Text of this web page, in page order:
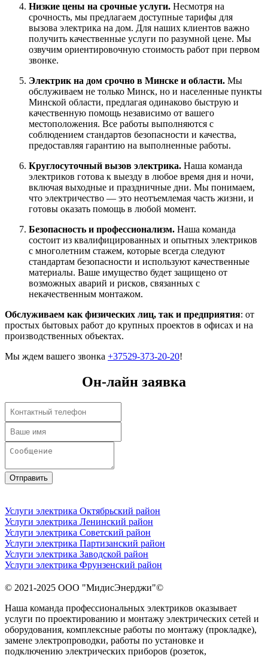
Низкие цены на срочные услуги. Несмотря на
срочность, мы предлагаем доступные тарифы для
вызова электрика на дом. Для наших клиентов важно
получить качественные услуги по разумной цене. Мы
озвучим ориентировочную стоимость работ при первом
звонке.
Электрик на дом срочно в Минске и области. Мы
обслуживаем не только Минск, но и населенные пункты
Минской области, предлагая одинаково быструю и
качественную помощь независимо от вашего
местоположения. Все работы выполняются с
соблюдением стандартов безопасности и качества,
предоставляя гарантию на выполненные работы.
Круглосуточный вызов электрика. Наша команда
электриков готова к выезду в любое время дня и ночи,
включая выходные и праздничные дни. Мы понимаем,
что электричество — это неотъемлемая часть жизни, и
готовы оказать помощь в любой момент.
Безопасность и профессионализм. Наша команда
состоит из квалифицированных и опытных электриков
с многолетним стажем, которые всегда следуют
стандартам безопасности и используют качественные
материалы. Ваше имущество будет защищено от
возможных аварий и рисков, связанных с
некачественным монтажом.
Обслуживаем как физических лиц, так и предприятия: от
простых бытовых работ до крупных проектов в офисах и на
производственных объектах.
Мы ждем вашего звонка +37529-373-20-20!
Он-лайн заявка
Отправить
Услуги электрика Октябрьский район
Услуги электрика Ленинский район
Услуги электрика Советский район
Услуги электрика Партизанский район
Услуги электрика Заводской район
Услуги электрика Фрунзенский район
© 2021-2025 ООО "МидисЭнерджи"©
Наша команда профессиональных электриков оказывает
услуги по проектированию и монтажу электрических сетей и
оборудования, комплексные работы по монтажу (прокладке),
замене электропроводки, работы по установке и
подключению электрических приборов (розеток,